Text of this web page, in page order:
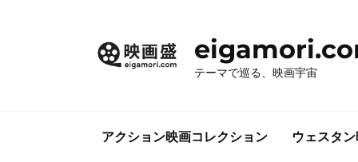
テーマで巡る、映画宇宙
アクション映画コレクション ウェスタ